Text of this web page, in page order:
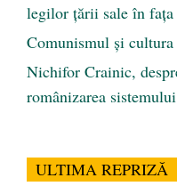
legilor țării sale în
Comunismul şi
Nichifor Crainic,
românizarea
ULTIMA REPRIZĂ